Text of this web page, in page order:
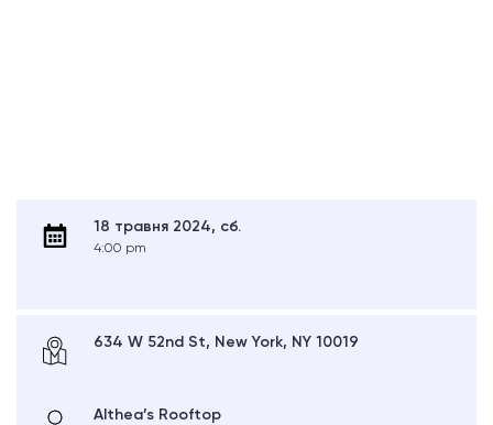
18 травня 2024, сб.
4:00 pm
634 W 52nd St, New York, NY 10019
Althea’s Rooftop